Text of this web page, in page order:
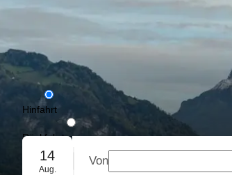
Hinfahrt
Rückfahrt
Gruppenbuchung
14
Aug.
Von